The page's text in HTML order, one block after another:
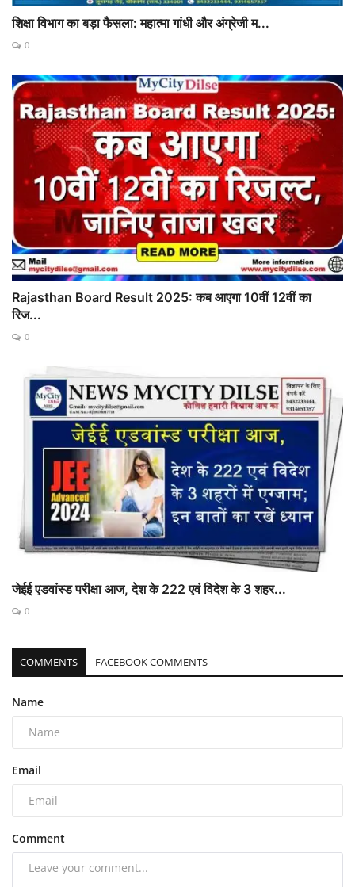
शिक्षा विभाग का बड़ा फैसला: महात्मा गांधी और अंग्रेजी म...
0
Rajasthan Board Result 2025: कब आएगा 10वीं 12वीं का
रिज...
0
जेईई एडवांस्ड परीक्षा आज, देश के 222 एवं विदेश के 3 शहर...
0
COMMENTS FACEBOOK COMMENTS
Name
Email
Comment